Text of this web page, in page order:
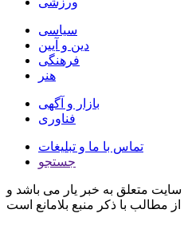
سیاسی
دین و آیین
فرهنگی
هنر
بازار و آگهی
فناوری
تماس با ما و تبلیغات
جستجو
متعلق به خبر یار می باشد و